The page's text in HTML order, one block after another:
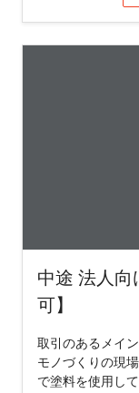
中途 法人
可】
取引のあるメイ
モノづくりの現
で塗料を使用し